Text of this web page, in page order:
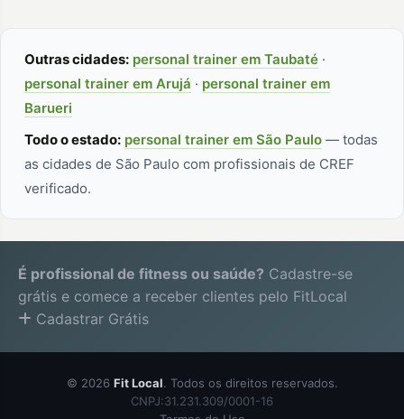
Outras cidades: personal trainer em Taubaté ·
personal trainer em Arujá · personal trainer em
Barueri
Todo o estado: personal trainer em São Paulo — todas
as cidades de São Paulo com profissionais de CREF
verificado.
É profissional de fitness ou saúde? Cadastre-se
grátis e comece a receber clientes pelo FitLocal
Cadastrar Grátis
© 2026 Fit Local. Todos os direitos reservados.
CNPJ:31.231.309/0001-16